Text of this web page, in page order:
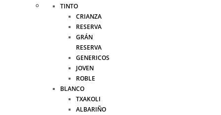
TINTO
CRIANZA
RESERVA
GRÁN
RESERVA
GENERICOS
JOVEN
ROBLE
BLANCO
TXAKOLI
ALBARIÑO